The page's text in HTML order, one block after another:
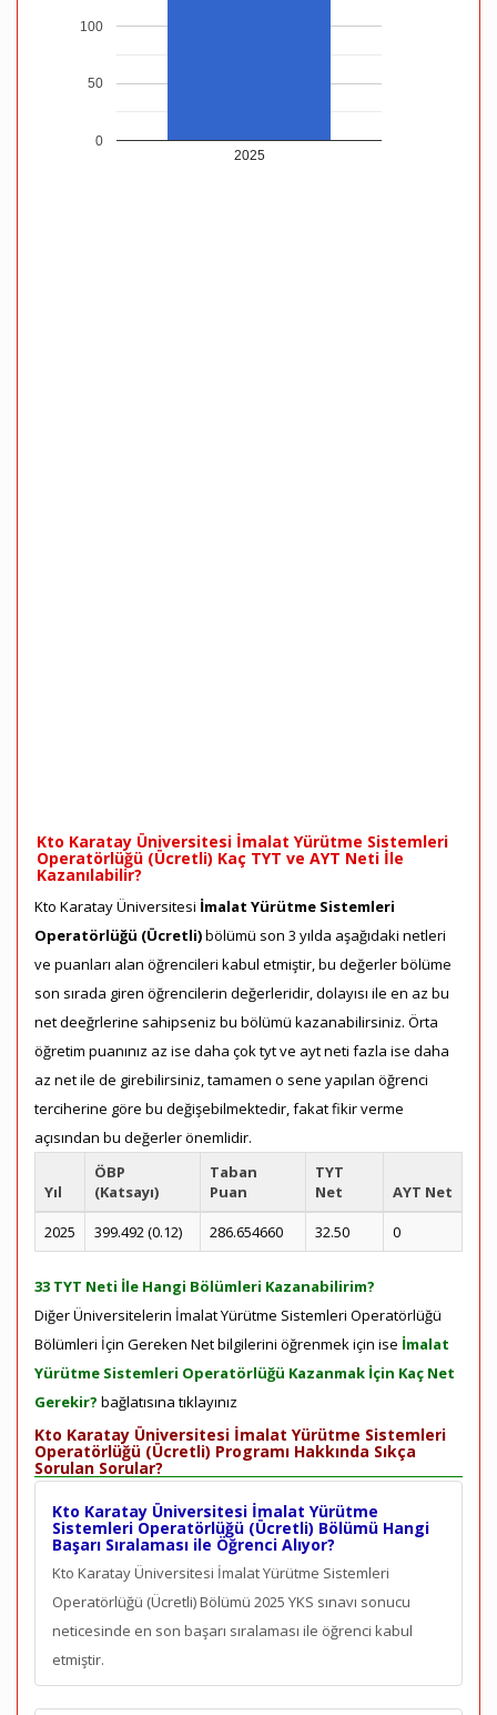
2025
0
50
100
Kto Karatay Üniversitesi İmalat Yürütme Sistemleri
Operatörlüğü (Ücretli) Kaç TYT ve AYT Neti İle
Kazanılabilir?
Kto Karatay Üniversitesi İmalat Yürütme Sistemleri
Operatörlüğü (Ücretli)bölümü son 3 yılda aşağıdaki netleri
ve puanları alan öğrencileri kabul etmiştir, bu değerler bölüme
son sırada giren öğrencilerin değerleridir, dolayısı ile en az bu
net deeğrlerine sahipseniz bu bölümü kazanabilirsiniz. Örta
öğretim puanınız az ise daha çok tyt ve ayt neti fazla ise daha
az net ile de girebilirsiniz, tamamen o sene yapılan öğrenci
terciherine göre bu değişebilmektedir, fakat fikir verme
açısından bu değerler önemlidir.
Yıl
ÖBP
(Katsayı)
Taban
Puan
TYT
Net
AYT Net
2025
399.492 (0.12) 286.654660 32.50 0
33 TYT Neti İle Hangi Bölümleri Kazanabilirim?
Diğer Üniversitelerin İmalat Yürütme Sistemleri Operatörlüğü
Bölümleri İçin Gereken Net bilgilerini öğrenmek için ise İmalat
Yürütme Sistemleri Operatörlüğü Kazanmak İçin Kaç Net
Gerekir? bağlatısına tıklayınız
Kto Karatay Üniversitesi İmalat Yürütme Sistemleri
Operatörlüğü (Ücretli) Programı Hakkında Sıkça
Sorulan Sorular?
Kto Karatay Üniversitesi İmalat Yürütme
Sistemleri Operatörlüğü (Ücretli) Bölümü Hangi
Başarı Sıralaması ile Öğrenci Alıyor?
Kto Karatay Üniversitesi İmalat Yürütme Sistemleri
Operatörlüğü (Ücretli) Bölümü 2025 YKS sınavı sonucu
neticesinde en son başarı sıralaması ile öğrenci kabul
etmiştir.